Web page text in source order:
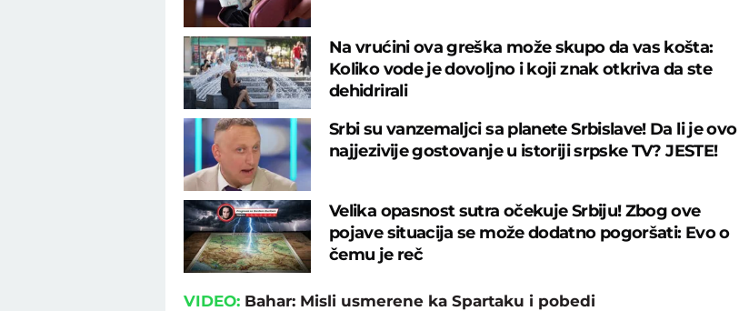
Na vrućini ova greška može skupo da vas košta:
Koliko vode je dovoljno i koji znak otkriva da ste
dehidrirali
Srbi su vanzemaljci sa planete Srbislave! Da li je ovo
najjezivije gostovanje u istoriji srpske TV? JESTE!
Velika opasnost sutra očekuje Srbiju! Zbog ove
pojave situacija se može dodatno pogoršati: Evo o
čemu je reč
VIDEO: Bahar: Misli usmerene ka Spartaku i pobedi